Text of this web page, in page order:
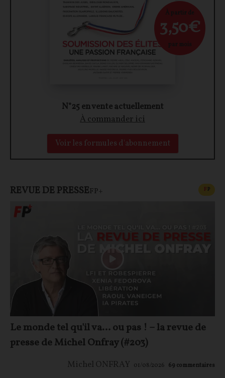
N°25 en vente actuellement
À commander ici
Voir les formules d'abonnement
À partir de
3,50€
par mois
REVUE DE PRESSEFP+ FP
Le monde tel qu'il va… ou pas ! – la revue de
presse de Michel Onfray (#203)
Michel ONFRAY 01/08/2026 69 commentaires